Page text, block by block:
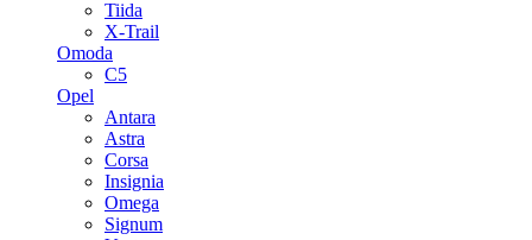
Tiida
X-Trail
Omoda
C5
Opel
Antara
Astra
Corsa
Insignia
Omega
Signum